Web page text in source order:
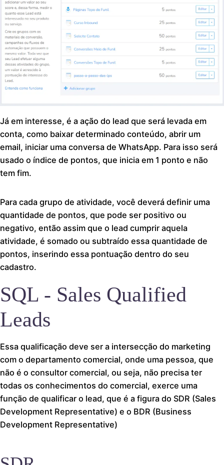
Já em interesse, é a ação do lead que será levada em
conta, como baixar determinado conteúdo, abrir um
email, iniciar uma conversa de WhatsApp. Para isso será
usado o índice de pontos, que inicia em 1 ponto e não
tem fim.
Para cada grupo de atividade, você deverá definir uma
quantidade de pontos, que pode ser positivo ou
negativo, então assim que o lead cumprir aquela
atividade, é somado ou subtraído essa quantidade de
pontos, inserindo essa pontuação dentro do seu
cadastro.
SQL - Sales Qualified
Leads
Essa qualificação deve ser a intersecção do marketing
com o departamento comercial, onde uma pessoa, que
não é o consultor comercial, ou seja, não precisa ter
todas os conhecimentos do comercial, exerce uma
função de qualificar o lead, que é a figura do SDR (Sales
Development Representative) e o BDR (Business
Development Representative)